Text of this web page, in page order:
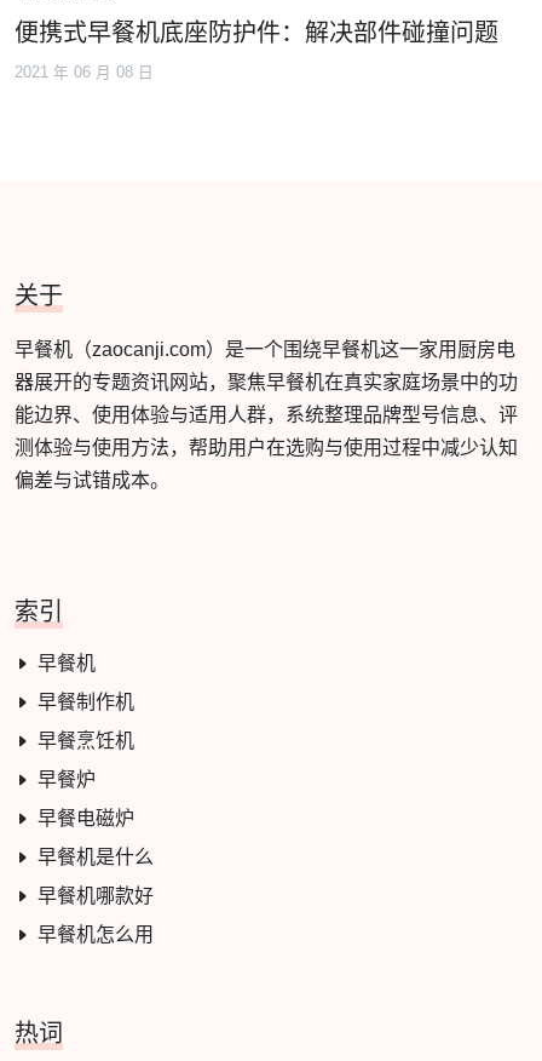
便携式早餐机底座防护件：解决部件碰撞问题
2021 年 06 月 08 日
关于
早餐机（zaocanji.com）是一个围绕早餐机这一家用厨房电
器展开的专题资讯网站，聚焦早餐机在真实家庭场景中的功
能边界、使用体验与适用人群，系统整理品牌型号信息、评
测体验与使用方法，帮助用户在选购与使用过程中减少认知
偏差与试错成本。
索引
早餐机
早餐制作机
早餐烹饪机
早餐炉
早餐电磁炉
早餐机是什么
早餐机哪款好
早餐机怎么用
热词